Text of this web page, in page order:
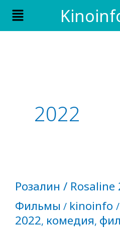
Skip
content
Menu
2022
Розалин / Rosaline
Фильмы / kinoinfo /
2022, комедия,
Розалин
/
Rosaline
2022